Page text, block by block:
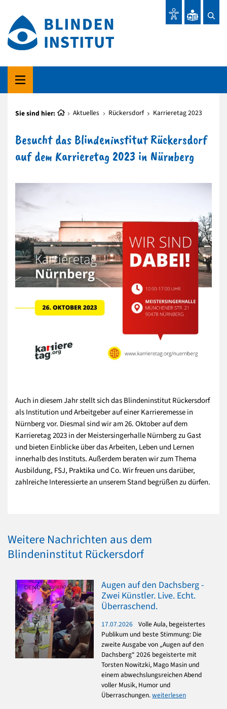
Sie sind hier: Aktuelles Rückersdorf Karrieretag 2023
Besucht das Blindeninstitut Rückersdorf
auf dem Karrieretag 2023 in Nürnberg
Auch in diesem Jahr stellt sich das Blindeninstitut Rückersdorf
als Institution und Arbeitgeber auf einer Karrieremesse in
Nürnberg vor. Diesmal sind wir am 26. Oktober auf dem
Karrieretag 2023 in der Meistersingerhalle Nürnberg zu Gast
und bieten Einblicke über das Arbeiten, Leben und Lernen
innerhalb des Instituts. Außerdem beraten wir zum Thema
Ausbildung, FSJ, Praktika und Co. Wir freuen uns darüber,
zahlreiche Interessierte an unserem Stand begrüßen zu dürfen.
Weitere Nachrichten aus dem
Blindeninstitut Rückersdorf
Augen auf den Dachsberg -
Zwei Künstler. Live. Echt.
Überraschend.
17.07.2026 Volle Aula, begeistertes
Publikum und beste Stimmung: Die
zweite Ausgabe von „Augen auf den
Dachsberg“ 2026 begeisterte mit
Torsten Nowitzki, Mago Masin und
einem abwechslungsreichen Abend
voller Musik, Humor und
Überraschungen.weiterlesen